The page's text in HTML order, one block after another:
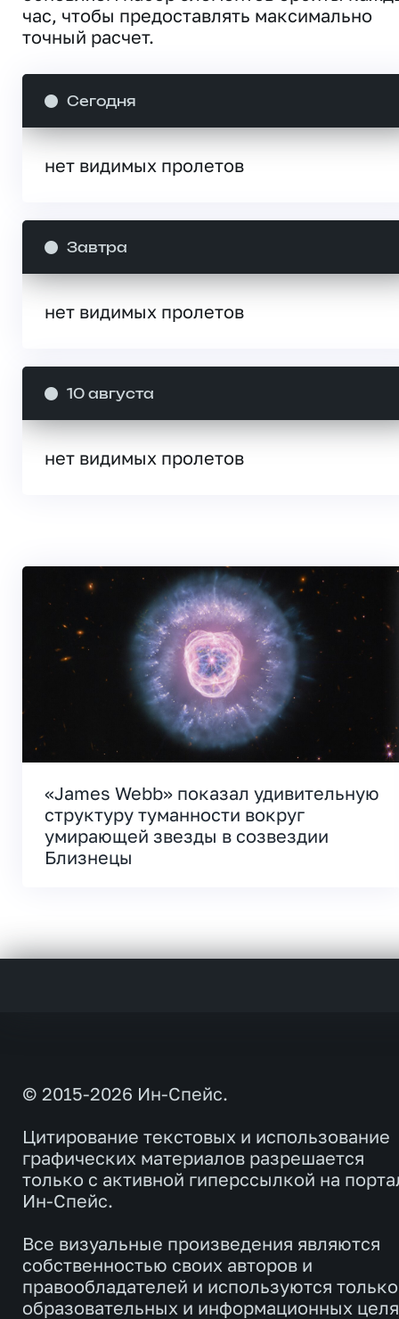
час, чтобы предоставлять максимально
точный расчет.
Сегодня
нет видимых пролетов
Завтра
нет видимых пролетов
10 августа
нет видимых пролетов
«James Webb» показал удивительную
структуру туманности вокруг
умирающей звезды в созвездии
Близнецы
© 2015-2026 Ин-Спейс.
Цитирование текстовых и использование
графических материалов разрешается
только с активной гиперссылкой на
Ин-Спейс.
Все визуальные произведения являются
собственностью своих авторов и
правообладателей и используются
образовательных и информационных